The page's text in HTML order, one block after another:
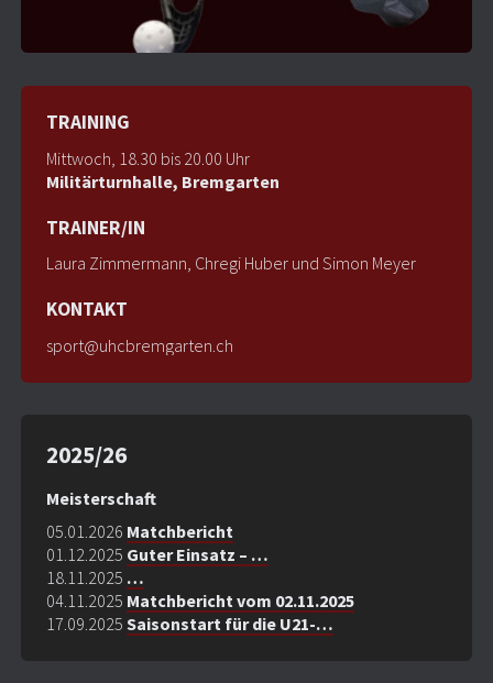
TRAINING
Mittwoch, 18.30 bis 20.00 Uhr
Militärturnhalle, Bremgarten
TRAINER/IN
Laura Zimmermann, Chregi Huber und Simon Meyer
KONTAKT
sport@uhcbremgarten.ch
2025/26
Meisterschaft
05.01.2026 Matchbericht
01.12.2025 Guter Einsatz – …
18.11.2025 …
04.11.2025 Matchbericht vom 02.11.2025
17.09.2025 Saisonstart für die U21-…